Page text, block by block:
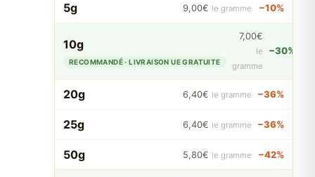
5g 9,00€ le gramme −10%
10g
RECOMMANDÉ · LIVRAISON UE GRATUITE
7,00€
le
gramme
−30%
20g 6,40€ le gramme −36%
25g 6,40€ le gramme −36%
50g 5,80€ le gramme −42%